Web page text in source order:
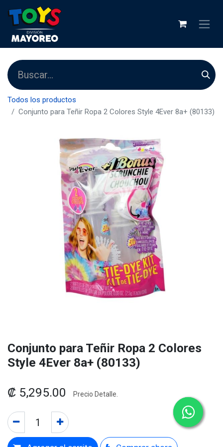
Todos los productos
Conjunto para Teñir Ropa 2 Colores Style 4Ever 8a+ (80133)
Conjunto para Teñir Ropa 2 Colores
Style 4Ever 8a+ (80133)
₡ 5,295.00 Precio Detalle.